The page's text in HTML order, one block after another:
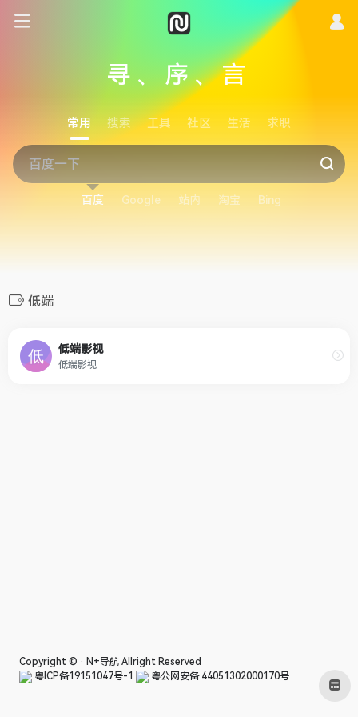
寻、序、言
常用 搜索 工具 社区 生活 求职
百度 Google 站内 淘宝 Bing
低端
低端影视
低端影视
Copyright © · N+导航 Allright Reserved
粤ICP备19151047号-1
粤公网安备 44051302000170号